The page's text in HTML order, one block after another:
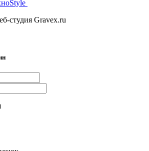
студия Gravex.ru